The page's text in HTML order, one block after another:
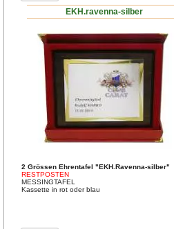
EKH.ravenna-silber
2 Grössen Ehrentafel "EKH.Ravenna-silber"
RESTPOSTEN
MESSINGTAFEL
Kassette in rot oder blau